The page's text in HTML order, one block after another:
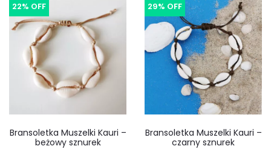
22% OFF
Bransoletka Muszelki Kauri –
beżowy sznurek
29% OFF
Bransoletka Muszelki Kauri –
czarny sznurek